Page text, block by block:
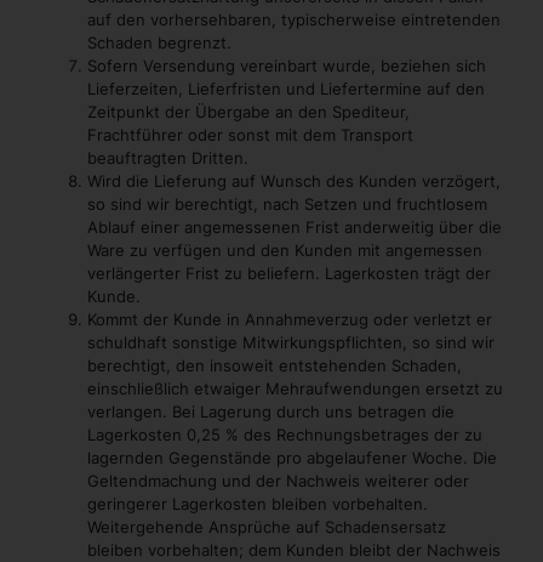
auf den vorhersehbaren, typischerweise eintretenden
Schaden begrenzt.
Sofern Versendung vereinbart wurde, beziehen sich
Lieferzeiten, Lieferfristen und Liefertermine auf den
Zeitpunkt der Übergabe an den Spediteur,
Frachtführer oder sonst mit dem Transport
beauftragten Dritten.
Wird die Lieferung auf Wunsch des Kunden verzögert,
so sind wir berechtigt, nach Setzen und fruchtlosem
Ablauf einer angemessenen Frist anderweitig über die
Ware zu verfügen und den Kunden mit angemessen
verlängerter Frist zu beliefern. Lagerkosten trägt der
Kunde.
Kommt der Kunde in Annahmeverzug oder verletzt er
schuldhaft sonstige Mitwirkungspflichten, so sind wir
berechtigt, den insoweit entstehenden Schaden,
einschließlich etwaiger Mehraufwendungen ersetzt zu
verlangen. Bei Lagerung durch uns betragen die
Lagerkosten 0,25 % des Rechnungsbetrages der zu
lagernden Gegenstände pro abgelaufener Woche. Die
Geltendmachung und der Nachweis weiterer oder
geringerer Lagerkosten bleiben vorbehalten.
Weitergehende Ansprüche auf Schadensersatz
bleiben vorbehalten; dem Kunden bleibt der Nachweis